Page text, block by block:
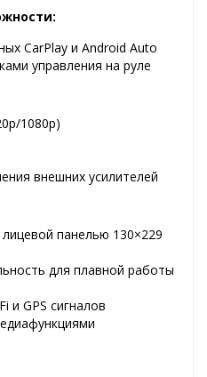
CarPlay и Android Auto
управления на руле
1080p)
внешних усилителей
панелью 130×229
для плавной работы
и GPS сигналов